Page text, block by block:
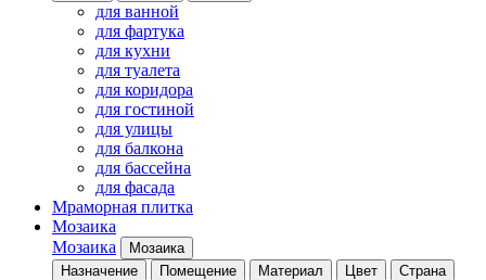
для ванной
для фартука
для кухни
для туалета
для коридора
для гостиной
для улицы
для балкона
для бассейна
для фасада
Мраморная плитка
Мозаика
Мозаика
Мозаика
Назначение
Помещение Материал Цвет Страна